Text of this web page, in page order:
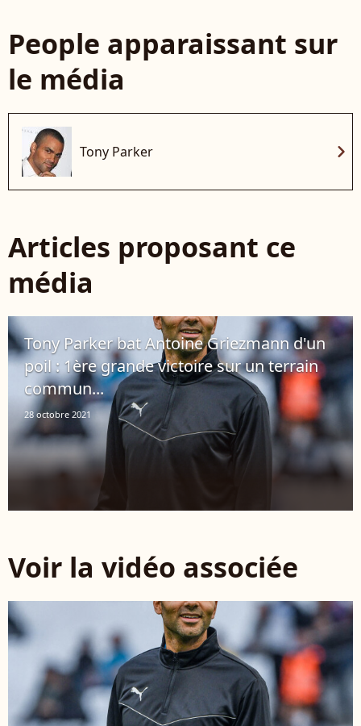
People apparaissant sur
le média
Tony Parker chevron_right
Articles proposant ce
média
Tony Parker bat Antoine Griezmann d'un
poil : 1ère grande victoire sur un terrain
commun...
28 octobre 2021
Voir la vidéo associée